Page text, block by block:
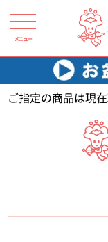
メニュー
花キューピット 【
ご指定の商品は現